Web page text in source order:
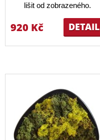
lišit od zobrazeného.
DETAIL
920 Kč